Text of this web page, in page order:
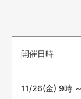
開催日時
11/26(金) 9時 ～